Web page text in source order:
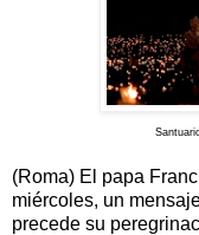
(Roma) El papa
miércoles, un
precede su